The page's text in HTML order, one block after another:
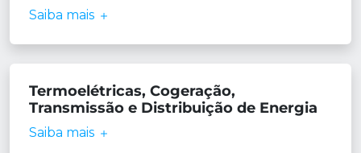
Saiba mais
Termoelétricas, Cogeração,
Transmissão e Distribuição de Energia
Saiba mais